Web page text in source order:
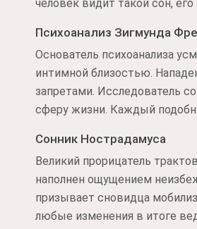
человек видит такой сон,
Психоанализ Зигмунда
Основатель психоанализа
интимной близостью.
запретами. Исследователь
сферу жизни. Каждый
Сонник Нострадамуса
Великий прорицатель
наполнен ощущением
призывает сновидца
любые изменения в итоге